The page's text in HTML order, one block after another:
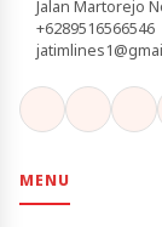
Jalan Martorejo
+6289516566546
MENU